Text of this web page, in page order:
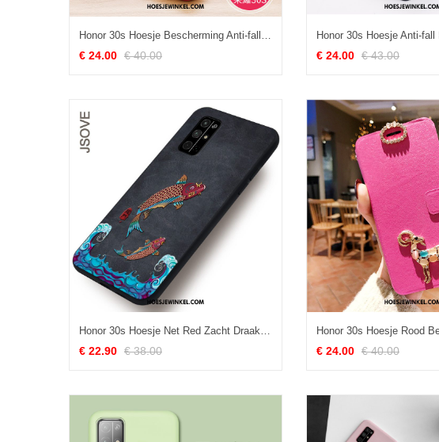
€ 24.00 € 40.00 € 24.00 € 43.00
€ 22.90 € 38.00 € 24.00 € 40.00